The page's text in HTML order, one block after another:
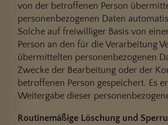
von der betroffenen Person
personenbezogenen Daten
Solche auf freiwilliger Basis von
Person an den für die Verarbeitung
übermittelten personenbezogenen
Zwecke der Bearbeitung oder der
betroffenen Person gespeichert. Es
Weitergabe dieser
Routinemäßige Löschung und